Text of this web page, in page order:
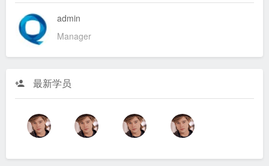
admin
Manager
最新学员